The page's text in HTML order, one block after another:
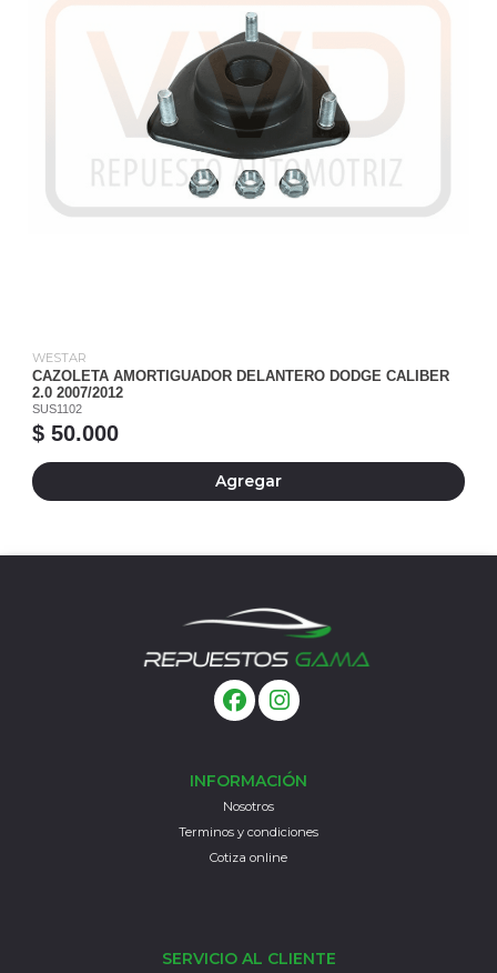
WESTAR
CAZOLETA AMORTIGUADOR DELANTERO DODGE CALIBER
2.0 2007/2012
SUS1102
$ 50.000
Agregar
INFORMACIÓN
Nosotros
Terminos y condiciones
Cotiza online
SERVICIO AL CLIENTE